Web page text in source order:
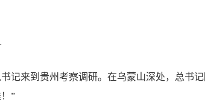
记来到贵州考察调研。在乌蒙山深处，总书
”